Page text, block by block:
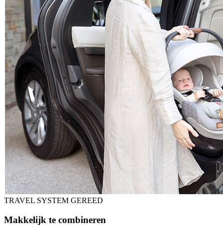
TRAVEL SYSTEM GEREED
Makkelijk te combineren